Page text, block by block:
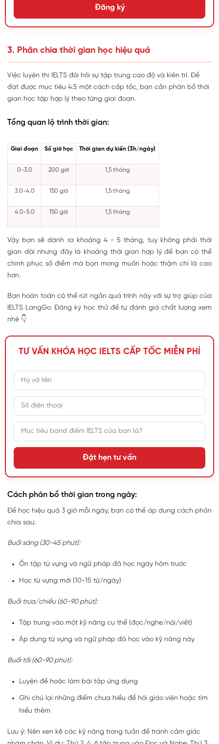
Đăng ký
3. Phân chia thời gian học hiệu quả
Việc luyện thi IELTS đòi hỏi sự tập trung cao độ và kiên trì. Để
đạt được mục tiêu 4.5 một cách cấp tốc, bạn cần phân bổ thời
gian học tập hợp lý theo từng giai đoạn.
Tổng quan lộ trình thời gian:
Giai đoạn Số giờ học Thời gian dự kiến (3h/ngày)
0-3.0 200 giờ 1,5 tháng
3.0-4.0 150 giờ 1,5 tháng
4.0-5.0 150 giờ 1,5 tháng
Vậy bạn sẽ dành ra khoảng 4 - 5 tháng, tuy không phải thời
gian dài nhưng đây là khoảng thời gian hợp lý để bạn có thể
chinh phục số điểm mà bạn mong muốn hoặc thậm chí là cao
hơn.
Bạn hoàn toán có thể rút ngắn quá trình này với sự trợ giúp của
IELTS LangGo. Đăng ký học thử để tự đánh giá chất lượng xem
nhé 👇
TƯ VẤN KHÓA HỌC IELTS CẤP TỐC MIỄN PHÍ
Đặt hẹn tư vấn
Cách phân bổ thời gian trong ngày:
Để học hiệu quả 3 giờ mỗi ngày, bạn có thể áp dụng cách phân
chia sau:
Buổi sáng (30-45 phút):
Ôn tập từ vựng và ngữ pháp đã học ngày hôm trước
Học từ vựng mới (10-15 từ/ngày)
Buổi trưa/chiều (60-90 phút):
Tập trung vào một kỹ năng cụ thể (đọc/nghe/nói/viết)
Áp dụng từ vựng và ngữ pháp đã học vào kỹ năng này
Buổi tối (60-90 phút):
Luyện đề hoặc làm bài tập ứng dụng
Ghi chú lại những điểm chưa hiểu để hỏi giáo viên hoặc tìm
hiểu thêm
Lưu ý: Nên xen kẽ các kỹ năng trong tuần để tránh cảm giác